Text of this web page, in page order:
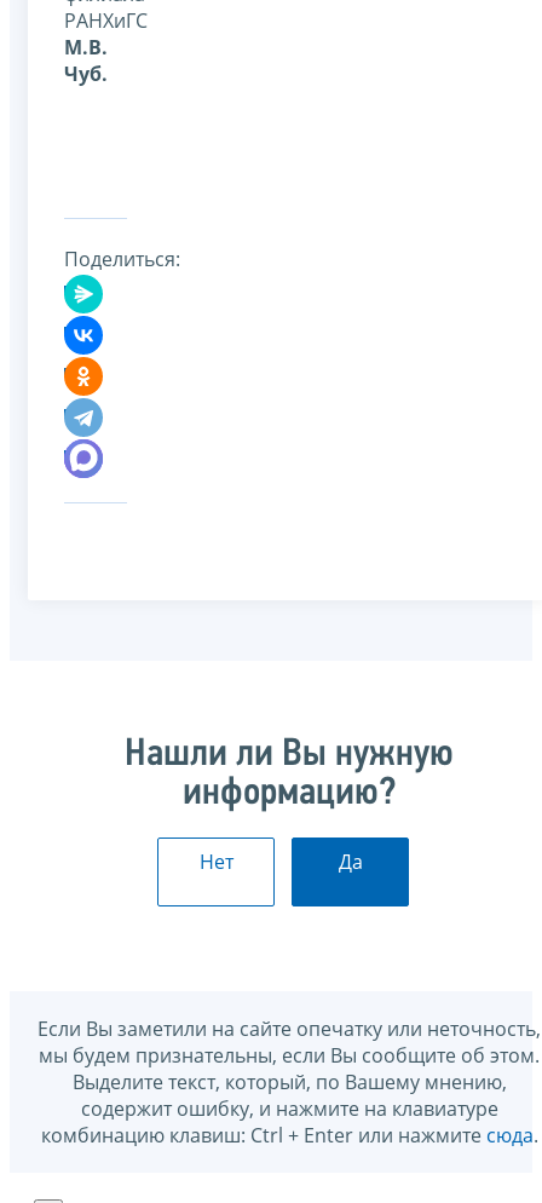
РАНХиГС
М.В.
Чуб.
Поделиться:
Нашли ли Вы нужную
информацию?
Нет Да
Если Вы заметили на сайте опечатку или неточность,
мы будем признательны, если Вы сообщите об этом.
Выделите текст, который, по Вашему мнению,
содержит ошибку, и нажмите на клавиатуре
комбинацию клавиш: Ctrl + Enter или нажмите сюда.